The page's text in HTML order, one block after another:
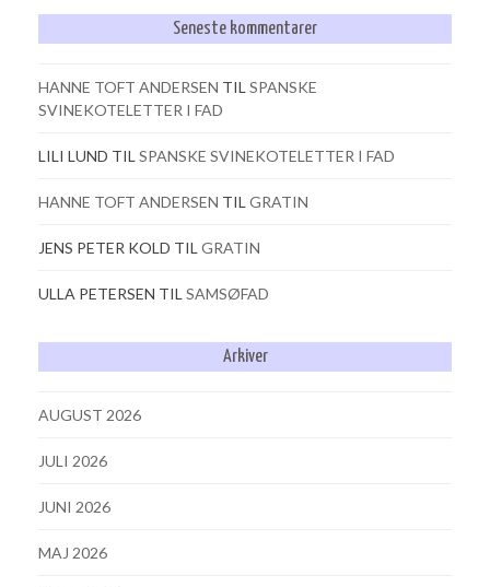
Seneste kommentarer
HANNE TOFT ANDERSEN TIL SPANSKE
SVINEKOTELETTER I FAD
LILI LUND TIL SPANSKE SVINEKOTELETTER I FAD
HANNE TOFT ANDERSEN TIL GRATIN
JENS PETER KOLD TIL GRATIN
ULLA PETERSEN TIL SAMSØFAD
Arkiver
AUGUST 2026
JULI 2026
JUNI 2026
MAJ 2026